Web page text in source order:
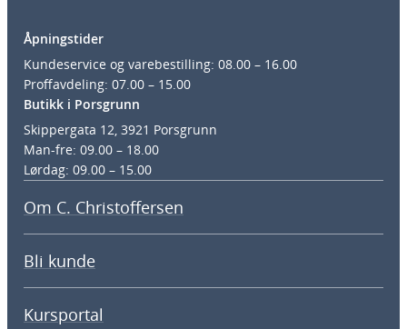
Åpningstider
Kundeservice og varebestilling: 08.00 – 16.00
Proffavdeling: 07.00 – 15.00
Butikk i Porsgrunn
Skippergata 12, 3921 Porsgrunn
Man-fre: 09.00 – 18.00
Lørdag: 09.00 – 15.00
Om C. Christoffersen
Bli kunde
Kursportal